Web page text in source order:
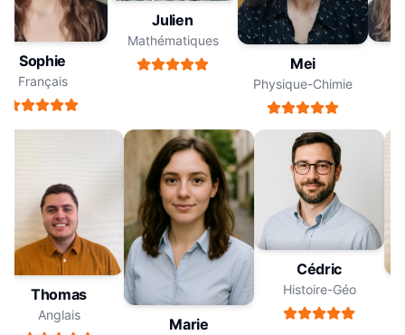
Sophie
Français
Julien
Mathématiques
Mei
Physique-Chimie
Thomas
Anglais
Marie
Cédric
Histoire-Géo